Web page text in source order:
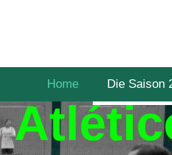
Home Die Saison